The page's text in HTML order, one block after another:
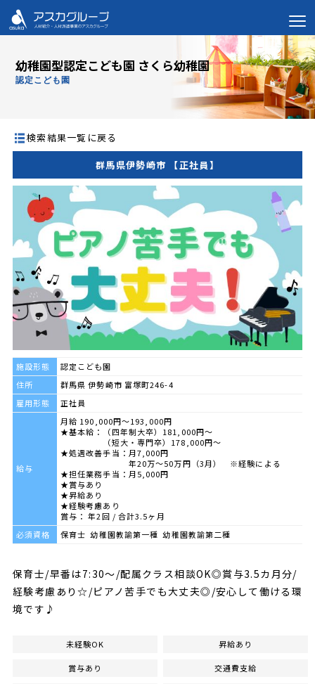
幼稚園型認定こども園 さくら幼稚園
認定こども園
検索結果一覧に戻る
群馬県伊勢崎市 【正社員】
施設形態
認定こども園
住所
群馬県 伊勢崎市 富塚町246-4
雇用形態
正社員
給与
月給 190,000円～193,000円
★基本給：（四年制大卒）181,000円～
（短大・専門卒）178,000円～
★処遇改善手当：月7,000円
年20万～50万円（3月） ※経験による
★担任業務手当：月5,000円
★賞与あり
★昇給あり
★経験考慮あり
賞与： 年2回 / 合計3.5ヶ月
必須資格
保育士 幼稚園教諭第一種 幼稚園教諭第二種
保育士/早番は7:30～/配属クラス相談OK◎賞与3.5カ月分/
経験考慮あり☆/ピアノ苦手でも大丈夫◎/安心して働ける環
境です♪
未経験OK 昇給あり
賞与あり 交通費支給